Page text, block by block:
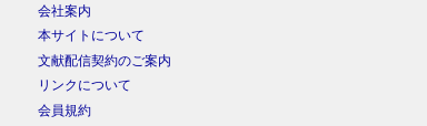
会社案内
本サイトについて
文献配信契約のご案内
リンクについて
会員規約